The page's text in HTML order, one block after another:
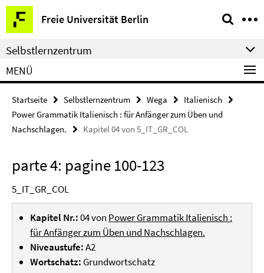
Springe
direkt
zu
Inhalt
Freie Universität Berlin
Service-
Navigation
Selbstlernzentrum
MENÜ
Startseite Selbstlernzentrum Wega
Italienisch
Power Grammatik Italienisch : für Anfänger zum Üben und
Nachschlagen.
Kapitel 04 von 5_IT_GR_COL
parte 4: pagine 100-123
5_IT_GR_COL
Kapitel Nr.:04 von Power Grammatik Italienisch :
für Anfänger zum Üben und Nachschlagen.
Niveaustufe:A2
Wortschatz: Grundwortschatz